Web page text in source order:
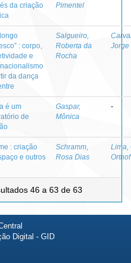
da criação
Pimentel
: corpo,
e
da dança
Salgueiro,
Roberta da
Rocha
Jorge
é um
de
Gaspar,
Mônica
-
: criação
e outros
Schramm,
Rosa Dias
Lima,
46 a 63 de 63
Digital - GID